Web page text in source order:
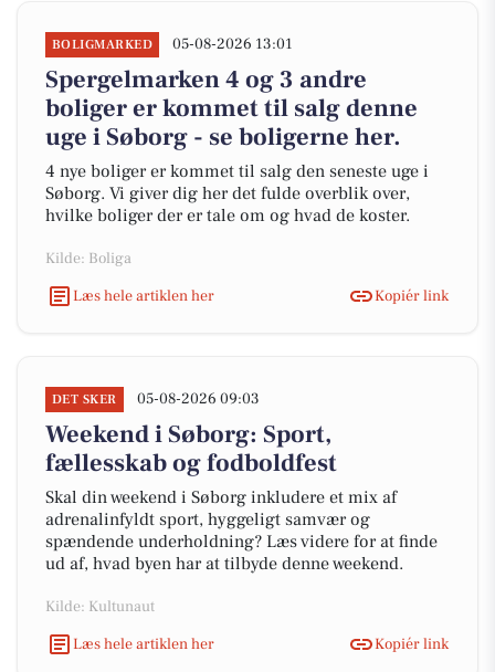
BOLIGMARKED 05-08-2026 13:01
Spergelmarken 4 og 3 andre
boliger er kommet til salg denne
uge i Søborg - se boligerne her.
4 nye boliger er kommet til salg den seneste uge i
Søborg. Vi giver dig her det fulde overblik over,
hvilke boliger der er tale om og hvad de koster.
Kilde: Boliga
Læs hele artiklen her
Kopiér link
DET SKER 05-08-2026 09:03
Weekend i Søborg: Sport,
fællesskab og fodboldfest
Skal din weekend i Søborg inkludere et mix af
adrenalinfyldt sport, hyggeligt samvær og
spændende underholdning? Læs videre for at finde
ud af, hvad byen har at tilbyde denne weekend.
Kilde: Kultunaut
Læs hele artiklen her
Kopiér link